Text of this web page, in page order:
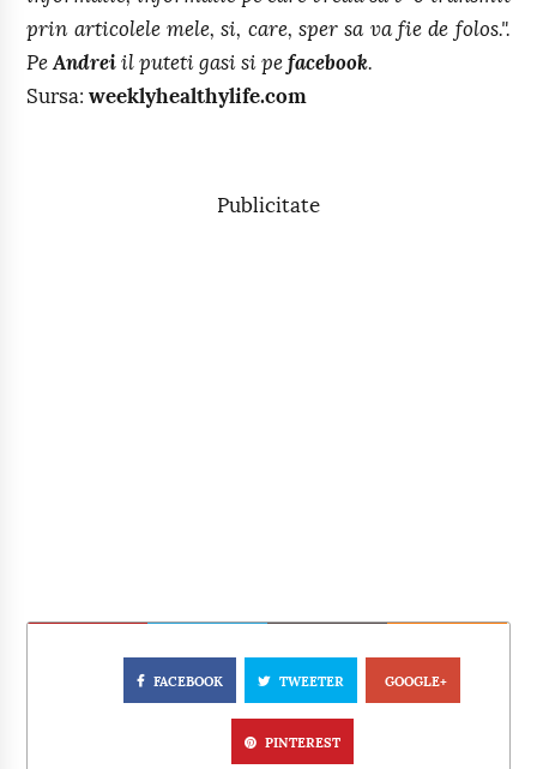
prin articolele mele, si, care, sper sa va fie de folos.".
PeAndrei il puteti gasi si pefacebook.
Sursa:weeklyhealthylife.com
Publicitate
FACEBOOK TWEETER GOOGLE+
PINTEREST